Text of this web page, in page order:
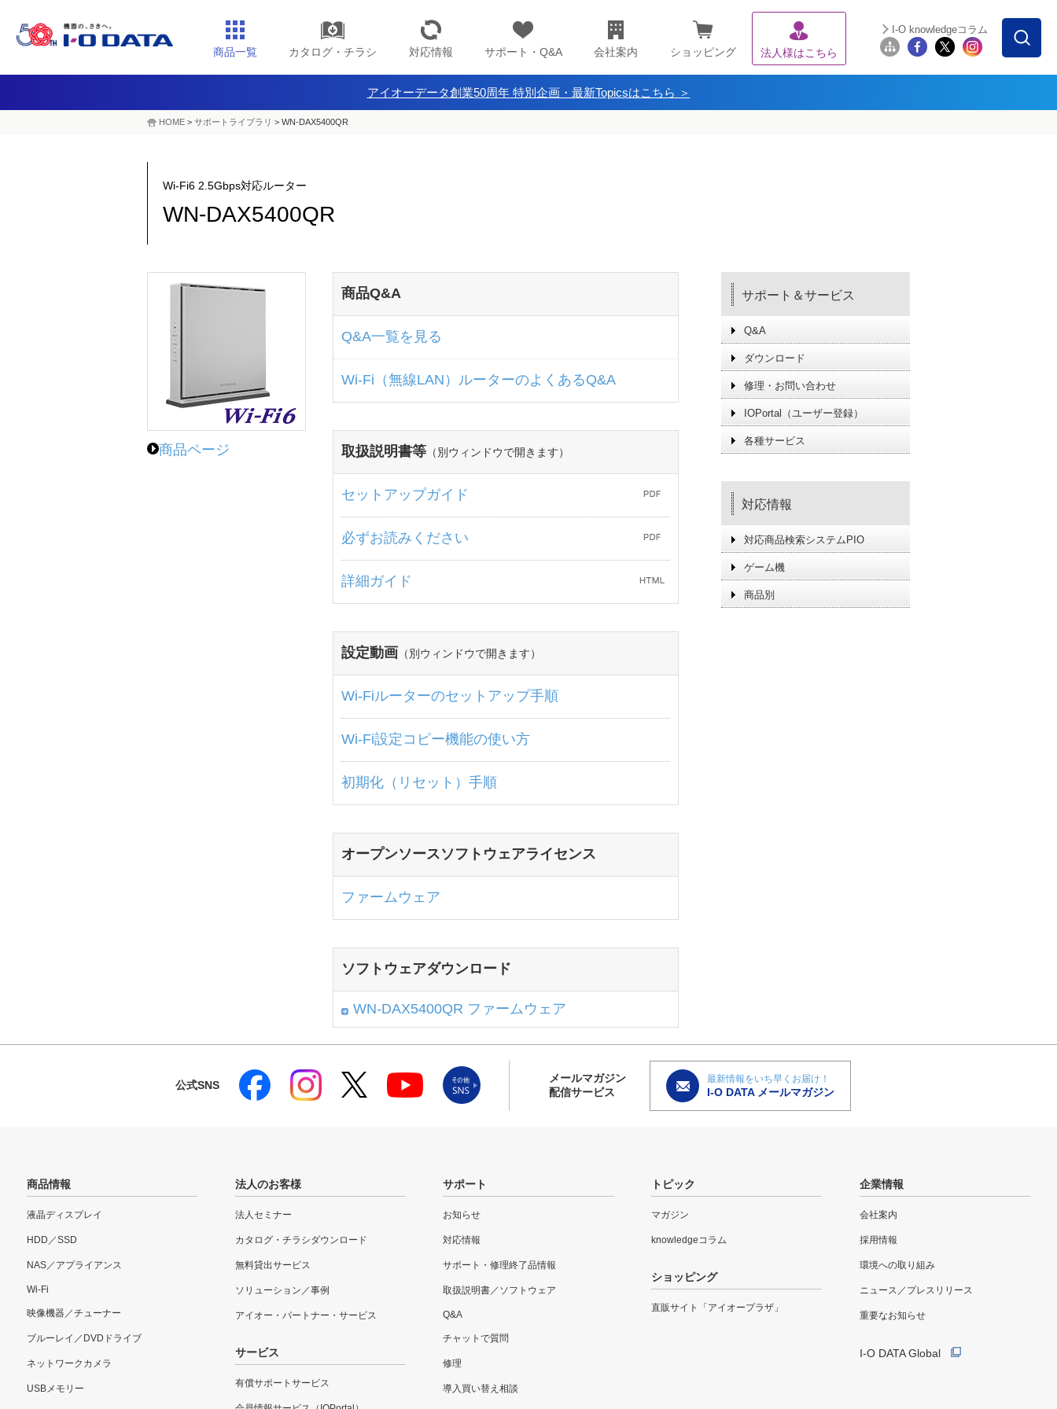
商品一覧 カタログ・チラシ 対応情報 サポート・Q&A 会社案内 ショッピング 法人様はこちら
I-O knowledgeコラム
アイオーデータ創業50周年 特別企画・最新Topicsはこちら ＞
HOME > サポートライブラリ > WN-DAX5400QR
Wi-Fi6 2.5Gbps対応ルーター
WN-DAX5400QR
商品ページ
商品Q&A
Q&A一覧を見る
Wi-Fi（無線LAN）ルーターのよくあるQ&A
取扱説明書等 （別ウィンドウで開きます）
セットアップガイド
必ずお読みください
詳細ガイド
設定動画 （別ウィンドウで開きます）
Wi-Fiルーターのセットアップ手順
Wi-Fi設定コピー機能の使い方
初期化（リセット）手順
オープンソースソフトウェアライセンス
ファームウェア
ソフトウェアダウンロード
WN-DAX5400QR ファームウェア
サポート＆サービス
Q&A
ダウンロード
修理・お問い合わせ
IOPortal（ユーザー登録）
各種サービス
対応情報
対応商品検索システムPIO
ゲーム機
商品別
公式SNS
メールマガジン
配信サービス
最新情報をいち早くお届け！
I-O DATA メールマガジン
商品情報
液晶ディスプレイ
HDD／SSD
NAS／アプライアンス
Wi-Fi
映像機器／チューナー
ブルーレイ／DVDドライブ
ネットワークカメラ
USBメモリー
法人のお客様
法人セミナー
カタログ・チラシダウンロード
無料貸出サービス
ソリューション／事例
アイオー・パートナー・サービス
サービス
有償サポートサービス
サポート
お知らせ
対応情報
サポート・修理終了品情報
取扱説明書／ソフトウェア
Q&A
チャットで質問
修理
導入買い替え相談
トピック
マガジン
knowledgeコラム
ショッピング
直販サイト「アイオープラザ」
企業情報
会社案内
採用情報
環境への取り組み
ニュース／プレスリリース
重要なお知らせ
I-O DATA Global